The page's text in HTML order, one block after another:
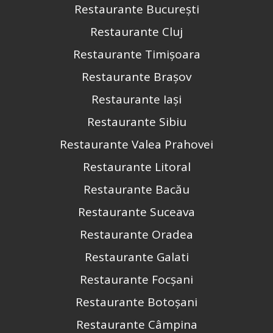
Restaurante București
Restaurante Cluj
Restaurante Timișoara
Restaurante Brașov
Restaurante Iași
Restaurante Sibiu
Restaurante Valea Prahovei
Restaurante Litoral
Restaurante Bacău
Restaurante Suceava
Restaurante Oradea
Restaurante Galati
Restaurante Focșani
Restaurante Botoșani
Restaurante Câmpina